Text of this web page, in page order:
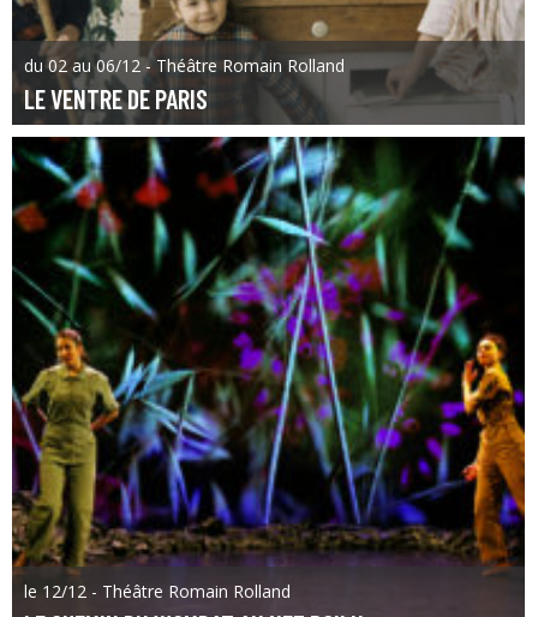
du 02 au 06/12 - Théâtre Romain Rolland
LE VENTRE DE PARIS
le 12/12 - Théâtre Romain Rolland